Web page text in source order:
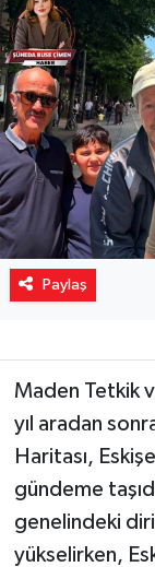
Paylaş
Maden Tetkik
yıl aradan
Haritası,
gündeme
genelindeki
yükselirken,
Resmi